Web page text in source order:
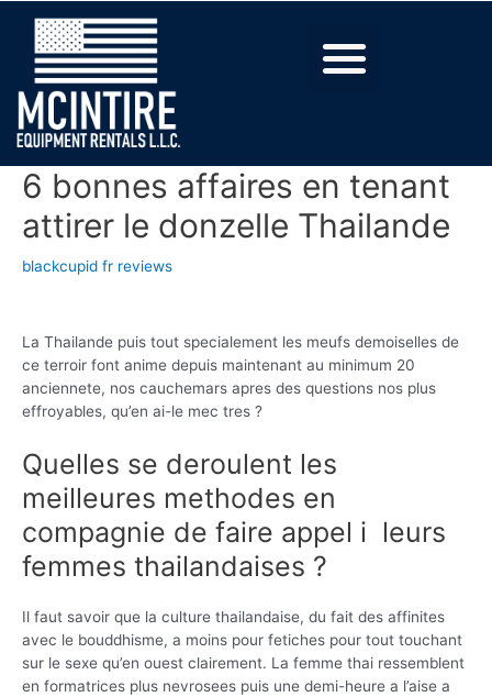
6 bonnes affaires en tenant
attirer le donzelle Thailande
blackcupid fr reviews
La Thailande puis tout specialement les meufs demoiselles de
ce terroir font anime depuis maintenant au minimum 20
anciennete, nos cauchemars apres des questions nos plus
effroyables, qu’en ai-le mec tres ?
Quelles se deroulent les
meilleures methodes en
compagnie de faire appel i leurs
femmes thailandaises ?
Il faut savoir que la culture thailandaise, du fait des affinites
avec le bouddhisme, a moins pour fetiches pour tout touchant
sur le sexe qu’en ouest clairement. La femme thai ressemblent
en formatrices plus nevrosees puis une demi-heure a l’aise a